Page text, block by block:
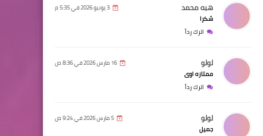
هبه محمد 3 يونيو 2026 في 5:35 م
شكرا
اترك رداً
لولو 16 مارس 2026 في 8:36 ص
ممتازه اوى
اترك رداً
لولو 5 مارس 2026 في 9:24 ص
جميل